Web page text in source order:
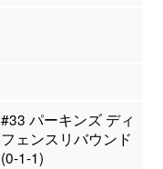
#33 パーキンズ ディ
フェンスリバウンド
(0-1-1)